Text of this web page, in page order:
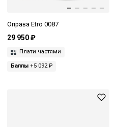
Оправа Etro 0087
29 950 ₽
Плати частями
Баллы +5 092 ₽